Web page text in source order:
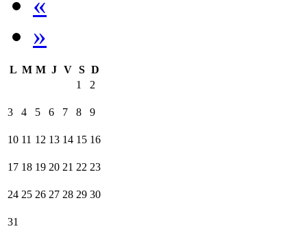
»
L M M J V S D
1
2
3 4 5 6 7 8 9
10 11 12 13 14 15 16
17 18 19 20 21 22 23
24 25 26 27 28 29 30
31